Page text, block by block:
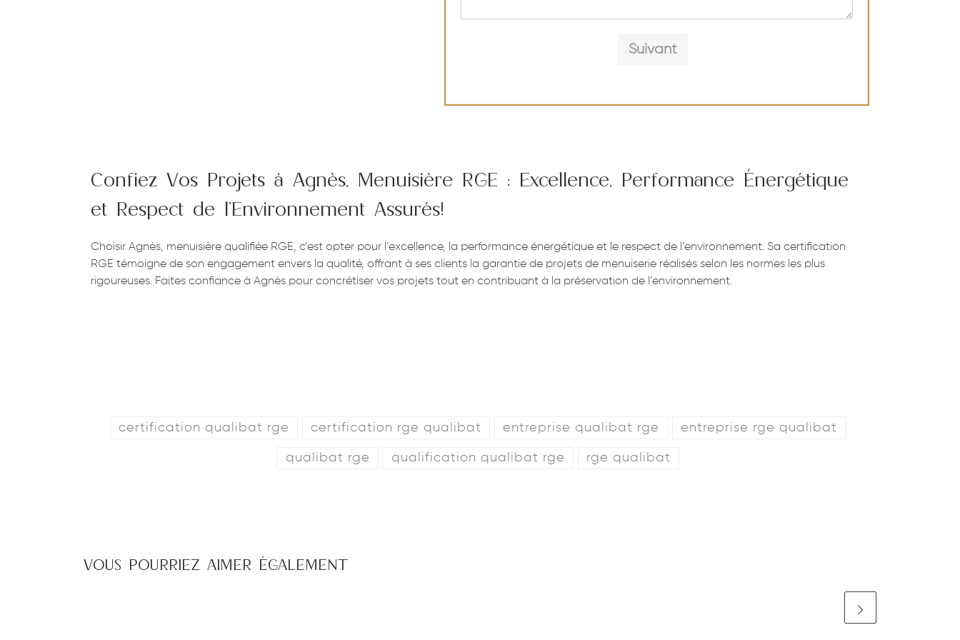
s
Suivant
Confiez Vos Projets à Agnès, Menuisière RGE : Excellence, Performance Énergétique
et Respect de l’Environnement Assurés!
Choisir Agnès, menuisière qualifiée RGE, c’est opter pour l’excellence, la performance énergétique et le respect de l’environnement. Sa certification
RGE témoigne de son engagement envers la qualité, offrant à ses clients la garantie de projets de menuiserie réalisés selon les normes les plus
rigoureuses. Faites confiance à Agnès pour concrétiser vos projets tout en contribuant à la préservation de l’environnement.
certification qualibat rge certification rge qualibat entreprise qualibat rge entreprise rge qualibat
qualibat rge qualification qualibat rge rge qualibat
VOUS POURRIEZ AIMER ÉGALEMENT